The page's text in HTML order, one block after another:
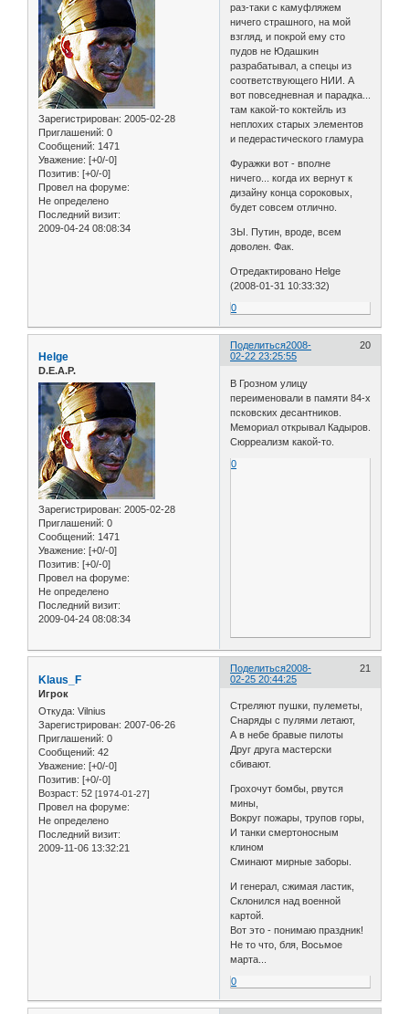
Зарегистрирован: 2005-02-28
Приглашений: 0
Сообщений: 1471
Уважение: [+0/-0]
Позитив: [+0/-0]
Провел на форуме:
Не определено
Последний визит:
2009-04-24 08:08:34
раз-таки с камуфляжем
ничего страшного, на мой
взгляд, и покрой ему сто
пудов не Юдашкин
разрабатывал, а спецы из
соответствующего НИИ. А
вот повседневная и парадка...
там какой-то коктейль из
неплохих старых элементов
и педерастического гламура
Фуражки вот - вполне
ничего... когда их вернут к
дизайну конца сороковых,
будет совсем отлично.
ЗЫ. Путин, вроде, всем
доволен. Фак.
Отредактировано Helge
(2008-01-31 10:33:32)
0
Поделиться 20
2008-
02-22 23:25:55
Helge
D.E.A.P.
Зарегистрирован: 2005-02-28
Приглашений: 0
Сообщений: 1471
Уважение: [+0/-0]
Позитив: [+0/-0]
Провел на форуме:
Не определено
Последний визит:
2009-04-24 08:08:34
В Грозном улицу
переименовали в памяти 84-х
псковских десантников.
Мемориал открывал Кадыров.
Сюрреализм какой-то.
0
Поделиться 21
2008-
02-25 20:44:25
Klaus_F
Игрок
Откуда: Vilnius
Зарегистрирован: 2007-06-26
Приглашений: 0
Сообщений: 42
Уважение: [+0/-0]
Позитив: [+0/-0]
Возраст: 52 [1974-01-27]
Провел на форуме:
Не определено
Последний визит:
2009-11-06 13:32:21
Стреляют пушки, пулеметы,
Снаряды с пулями летают,
А в небе бравые пилоты
Друг друга мастерски
сбивают.
Грохочут бомбы, рвутся
мины,
Вокруг пожары, трупов горы,
И танки смертоносным
клином
Сминают мирные заборы.
И генерал, сжимая ластик,
Склонился над военной
картой.
Вот это - понимаю праздник!
Не то что, бля, Восьмое
марта...
0